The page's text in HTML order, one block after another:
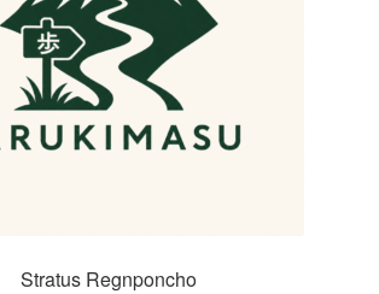
Stratus Regnponcho